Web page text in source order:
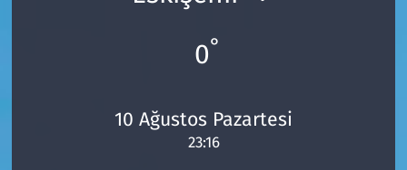
0°
10 Ağustos Pazartesi
23:16